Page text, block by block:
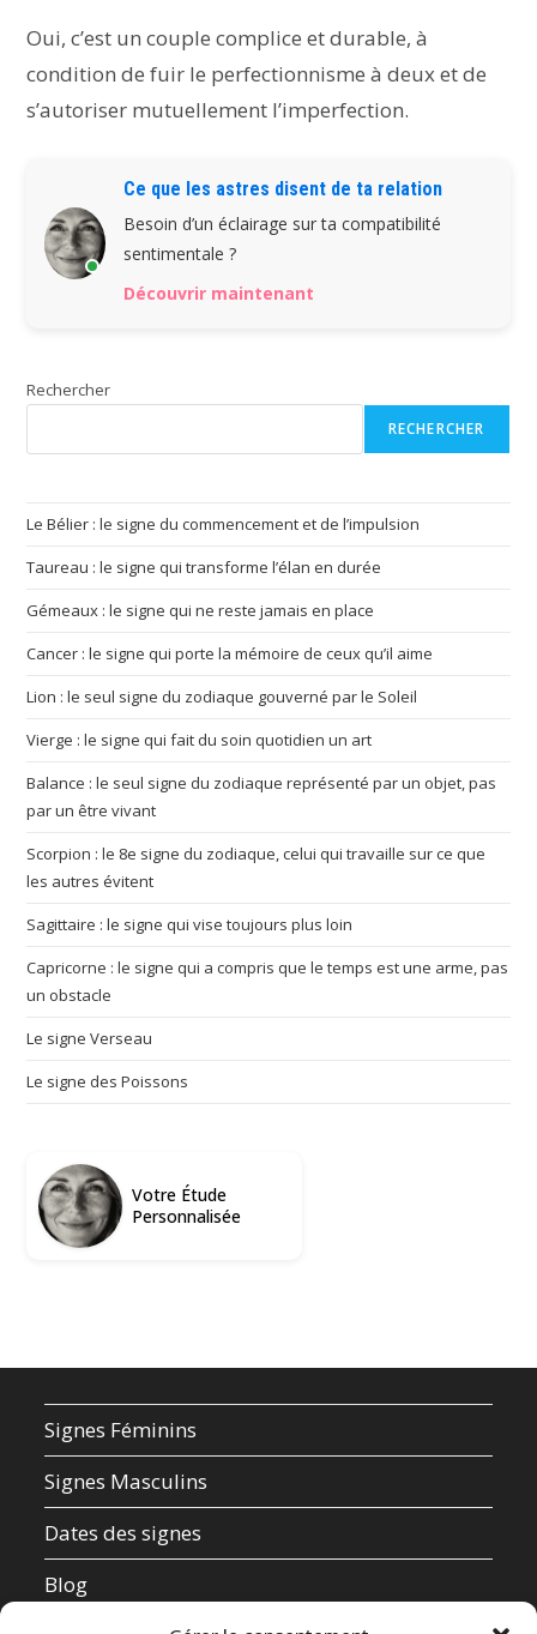
Oui, c’est un couple complice et durable, à
condition de fuir le perfectionnisme à deux et de
s’autoriser mutuellement l’imperfection.
Ce que les astres disent de ta relation
Besoin d’un éclairage sur ta compatibilité
sentimentale ?
Découvrir maintenant
Rechercher
RECHERCHER
Le Bélier : le signe du commencement et de l’impulsion
Taureau : le signe qui transforme l’élan en durée
Gémeaux : le signe qui ne reste jamais en place
Cancer : le signe qui porte la mémoire de ceux qu’il aime
Lion : le seul signe du zodiaque gouverné par le Soleil
Vierge : le signe qui fait du soin quotidien un art
Balance : le seul signe du zodiaque représenté par un objet, pas
par un être vivant
Scorpion : le 8e signe du zodiaque, celui qui travaille sur ce que
les autres évitent
Sagittaire : le signe qui vise toujours plus loin
Capricorne : le signe qui a compris que le temps est une arme, pas
un obstacle
Le signe Verseau
Le signe des Poissons
Votre Étude
Personnalisée
Signes Féminins
Signes Masculins
Dates des signes
Blog